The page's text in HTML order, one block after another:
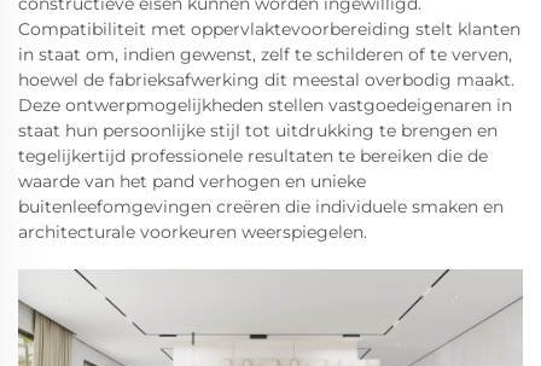
Compatibiliteit met oppervlaktevoorbereiding stelt klanten
in staat om, indien gewenst, zelf te schilderen of te verven,
hoewel de fabrieksafwerking dit meestal overbodig maakt.
Deze ontwerpmogelijkheden stellen vastgoedeigenaren in
staat hun persoonlijke stijl tot uitdrukking te brengen en
tegelijkertijd professionele resultaten te bereiken die de
waarde van het pand verhogen en unieke
buitenleefomgevingen creëren die individuele smaken en
architecturale voorkeuren weerspiegelen.